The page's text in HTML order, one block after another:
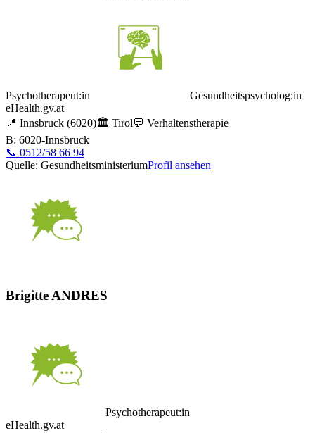
Psychotherapeut:in
Gesundheitspsycholog:in
eHealth.gv.at
📍 Innsbruck (6020)🏛️ Tirol💬 Verhaltenstherapie
B: 6020-Innsbruck
📞 0512/58 66 94
Quelle: GesundheitsministeriumProfil ansehen
Brigitte ANDRES
Psychotherapeut:in
eHealth.gv.at